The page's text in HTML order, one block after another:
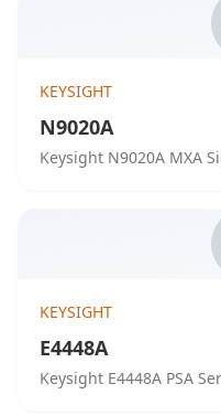
KEYSIGHT
N9020A
Keysight N9020A MXA
KEYSIGHT
E4448A
Keysight E4448A PSA